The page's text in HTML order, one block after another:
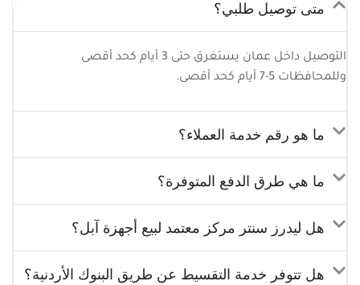
متى توصيل طلبي؟
التوصيل داخل عمان يستغرق حتى 3 أيام كحد أقصى
وللمحافظات 5-7 أيام كحد أقصى.
ما هو رقم خدمة العملاء؟
ما هي طرق الدفع المتوفرة؟
هل ليدرز سنتر مركز معتمد لبيع أجهزة آبل؟
هل تتوفر خدمة التقسيط عن طريق البنوك الأردنية؟